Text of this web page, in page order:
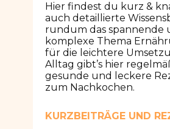
Hier findest du kurz &
auch detaillierte
rundum das spannende
komplexe Thema
für die leichtere
Alltag gibt’s hier
gesunde und leckere
zum Nachkochen.
KURZBEITRÄGE UND